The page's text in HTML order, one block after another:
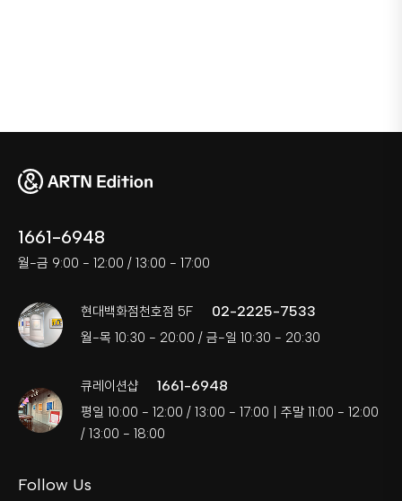
1661-6948
월-금 9:00 - 12:00 / 13:00 - 17:00
현대백화점천호점 5F 02-2225-7533
월-목 10:30 - 20:00 / 금-일 10:30 - 20:30
큐레이션샵 1661-6948
평일 10:00 - 12:00 / 13:00 - 17:00 | 주말 11:00 - 12:00
/ 13:00 - 18:00
Follow Us